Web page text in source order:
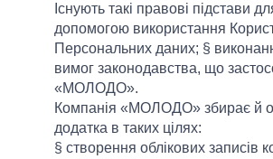
Існують такі правові
допомогою використання
Персональних даних; §
вимог законодавства, що
«МОЛОДО».
Компанія «МОЛОДО» збирає й
додатка в таких цілях:
§ створення облікових записів